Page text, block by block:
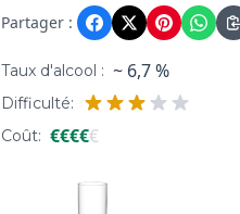
Partager :
Taux d'alcool : ~ 6,7 %
Difficulté:
Coût: €€€€€